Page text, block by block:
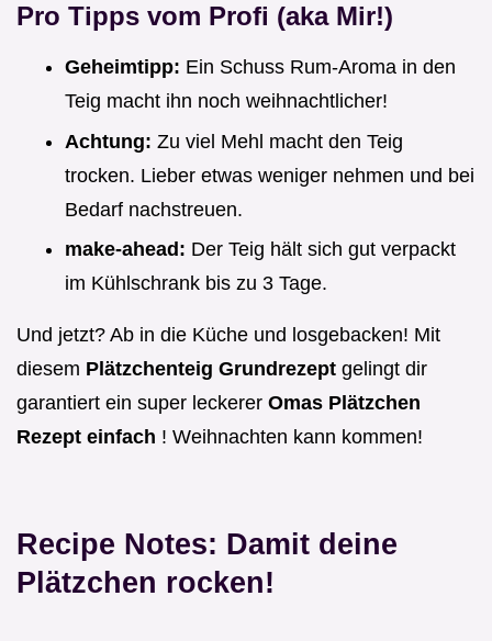
Pro Tipps vom Profi (aka Mir!)
Geheimtipp: Ein Schuss Rum-Aroma in den
Teig macht ihn noch weihnachtlicher!
Achtung: Zu viel Mehl macht den Teig
trocken. Lieber etwas weniger nehmen und bei
Bedarf nachstreuen.
make-ahead: Der Teig hält sich gut verpackt
im Kühlschrank bis zu 3 Tage.
Und jetzt? Ab in die Küche und losgebacken! Mit
diesem Plätzchenteig Grundrezept gelingt dir
garantiert ein super leckerer Omas Plätzchen
Rezept einfach ! Weihnachten kann kommen!
Recipe Notes: Damit deine
Plätzchen rocken!